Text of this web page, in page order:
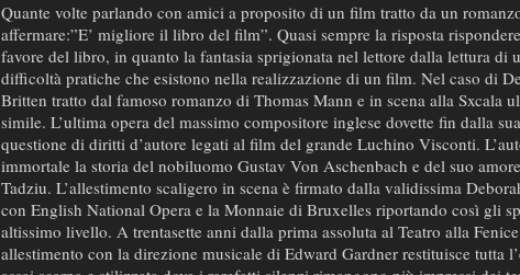
Quante volte parlando con amici a proposito di un film tratto da un
affermare:”E’ migliore il libro del film”. Quasi sempre la risposta
favore del libro, in quanto la fantasia sprigionata nel lettore dalla lettura di
difficoltà pratiche che esistono nella realizzazione di un film. Nel caso di
Britten tratto dal famoso romanzo di Thomas Mann e in scena alla Sxcala
simile. L’ultima opera del massimo compositore inglese dovette fin dalla
questione di diritti d’autore legati al film del grande Luchino Visconti.
immortale la storia del nobiluomo Gustav Von Aschenbach e del suo
Tadziu. L’allestimento scaligero in scena è firmato dalla validissima
con English National Opera e la Monnaie di Bruxelles riportando così gli
altissimo livello. A trentasette anni dalla prima assoluta al Teatro alla
allestimento con la direzione musicale di Edward Gardner restituisce tutta